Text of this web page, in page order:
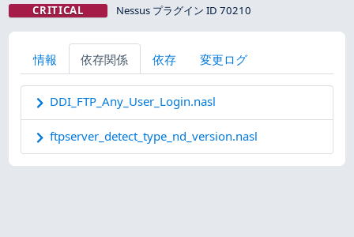
CRITICAL Nessus プラグイン ID 70210
情報 依存関係 依存 変更ログ
DDI_FTP_Any_User_Login.nasl
ftpserver_detect_type_nd_version.nasl